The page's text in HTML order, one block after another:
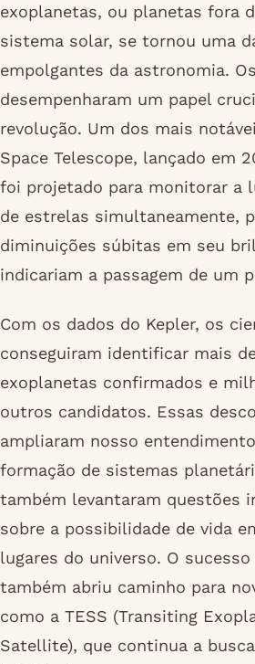
exoplanetas, ou planetas fora
sistema solar, se tornou uma
empolgantes da astronomia.
desempenharam um papel
revolução. Um dos mais
Space Telescope, lançado em
foi projetado para monitorar a
de estrelas simultaneamente,
diminuições súbitas em seu
indicariam a passagem de um
Com os dados do Kepler, os
conseguiram identificar mais
exoplanetas confirmados e
outros candidatos. Essas
ampliaram nosso
formação de sistemas
também levantaram questões
sobre a possibilidade de vida
lugares do universo. O
também abriu caminho para
como a TESS (Transiting
Satellite), que continua a